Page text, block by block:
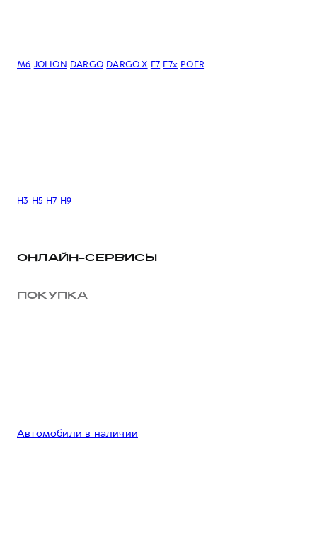
M6 JOLION DARGO DARGO Х F7 F7x POER
H3 H5 H7 H9
ОНЛАЙН-СЕРВИСЫ
ПОКУПКА
Автомобили в наличии